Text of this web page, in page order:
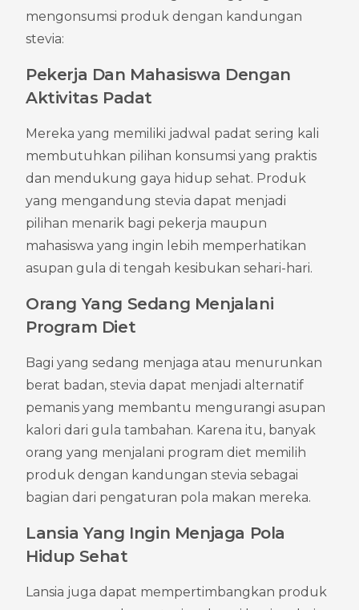
mengonsumsi produk dengan kandungan
stevia:
Pekerja Dan Mahasiswa Dengan
Aktivitas Padat
Mereka yang memiliki jadwal padat sering kali
membutuhkan pilihan konsumsi yang praktis
dan mendukung gaya hidup sehat. Produk
yang mengandung stevia dapat menjadi
pilihan menarik bagi pekerja maupun
mahasiswa yang ingin lebih memperhatikan
asupan gula di tengah kesibukan sehari-hari.
Orang Yang Sedang Menjalani
Program Diet
Bagi yang sedang menjaga atau menurunkan
berat badan, stevia dapat menjadi alternatif
pemanis yang membantu mengurangi asupan
kalori dari gula tambahan. Karena itu, banyak
orang yang menjalani program diet memilih
produk dengan kandungan stevia sebagai
bagian dari pengaturan pola makan mereka.
Lansia Yang Ingin Menjaga Pola
Hidup Sehat
Lansia juga dapat mempertimbangkan produk